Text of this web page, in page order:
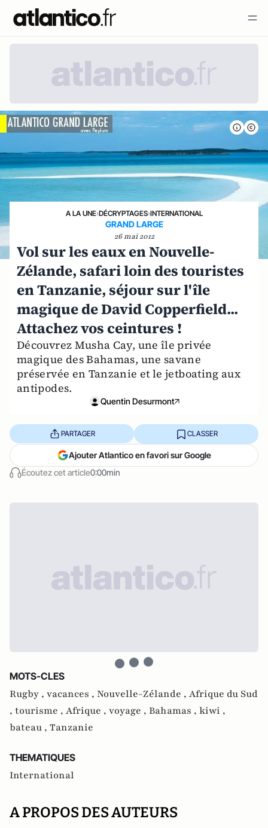
A LA UNE›DÉCRYPTAGES›INTERNATIONAL
GRAND LARGE
26 mai 2012
Vol sur les eaux en Nouvelle-
Zélande, safari loin des touristes
en Tanzanie, séjour sur l'île
magique de David Copperfield...
Attachez vos ceintures !
Découvrez Musha Cay, une île privée
magique des Bahamas, une savane
préservée en Tanzanie et le jetboating aux
antipodes.
Quentin Desurmont
Écoutez cet article0:00min
PARTAGER CLASSER
Ajouter Atlantico en favori sur Google
MOTS-CLES
Rugby , vacances , Nouvelle-Zélande , Afrique du Sud
, tourisme , Afrique , voyage , Bahamas , kiwi ,
bateau , Tanzanie
THEMATIQUES
International
A PROPOS DES AUTEURS